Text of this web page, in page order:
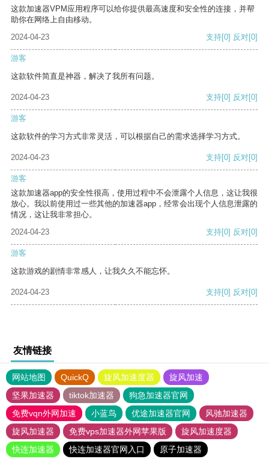
这款加速器VPM应用程序可以给你提供最高速度和安全性的连接，并帮
助你在网络上自由移动。
2024-04-23
支持[0] 反对[0]
游客
这款软件简直是神器，解决了我所有问题。
2024-04-23 支持[0] 反对[0]
游客
这款软件的学习方式非常灵活，可以根据自己的需求选择学习方式。
2024-04-23 支持[0] 反对[0]
游客
这款加速器app的安全性很高，使用过程中不会泄露个人信息，这让我很
放心。我以前使用过一些其他的加速器app，经常会出现个人信息泄露的
情况，这让我非常担心。
2024-04-23
支持[0] 反对[0]
游客
这款游戏的剧情非常感人，让我久久不能忘怀。
2024-04-23 支持[0] 反对[0]
友情链接
网站地图 QuickQ 旋风加速度器
旋风加速
坚果加速器
tiktok加速器
狗急加速器官网
免费vqn外网加速
小蓝鸟 优途加速器官网
风驰加速器
旋风加速器
免费vps加速器外网苹果版
旋风加速度器
快连加速器
快连加速器官网入口 原子加速器